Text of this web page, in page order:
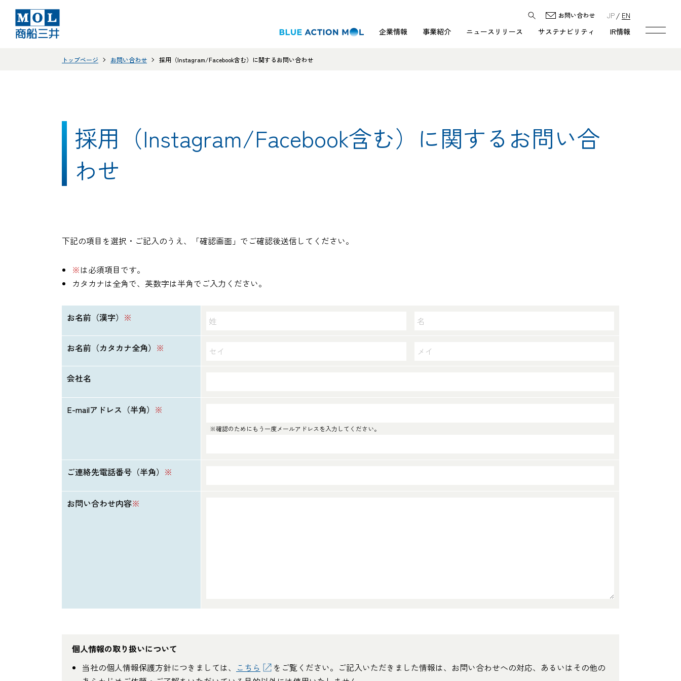
企業情報 事業紹介 ニュースリリース サステナビリティ IR情報
お問い合わせ JP EN
トップページ お問い合わせ 採用（Instagram/Facebook含む）に関するお問い合わせ
採用（Instagram/Facebook含む）に関するお問い合
わせ
下記の項目を選択・ご記入のうえ、「確認画面」でご確認後送信してください。
※は必須項目です。
カタカナは全角で、英数字は半角でご入力ください。
お名前（漢字） ※
お名前（カタカナ全角） ※
会社名
E-mailアドレス（半角） ※
※確認のためにもう一度メールアドレスを入力してください。
ご連絡先電話番号（半角） ※
お問い合わせ内容※
個人情報の取り扱いについて
当社の個人情報保護方針につきましては、
こちら
をご覧ください。ご記入いただきました情報は、お問い合わせへの対応、あるいはその他の